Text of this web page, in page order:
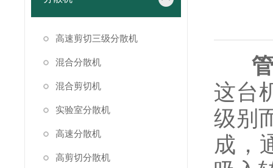
高速剪切三级分散机
混合分散机
混合剪切机
实验室分散机
高速分散机
高剪切分散机
这台
级别
成，